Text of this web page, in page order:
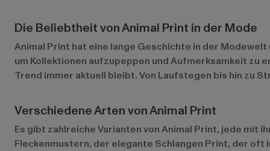
Die Beliebtheit von Animal Print in der Mode
Animal Print hat eine lange Geschichte in der
um Kollektionen aufzupeppen und Aufmerksamkeit zu
Trend immer aktuell bleibt. Von Laufstegen bis hin zu
Verschiedene Arten von Animal Print
Es gibt zahlreiche Varianten von Animal Print, jede mit
Fleckenmustern, der elegante Schlangen Print, der